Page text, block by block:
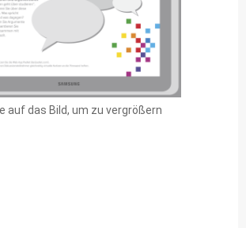
auf das Bild, um zu vergrößern